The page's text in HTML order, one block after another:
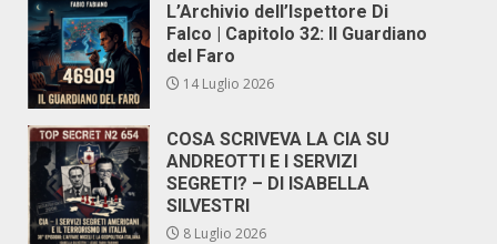
L’Archivio dell’Ispettore Di
Falco | Capitolo 32: Il Guardiano
del Faro
14 Luglio 2026
COSA SCRIVEVA LA CIA SU
ANDREOTTI E I SERVIZI
SEGRETI? – DI ISABELLA
SILVESTRI
8 Luglio 2026